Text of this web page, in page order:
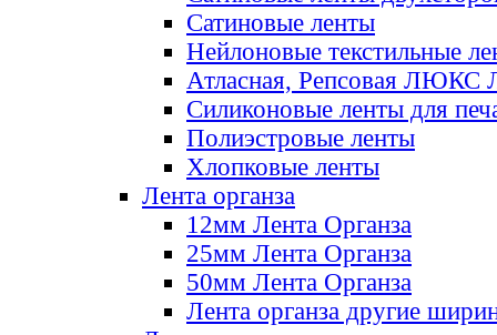
Сатиновые ленты
Нейлоновые текстильные
Атласная, Репсовая ЛЮКС
Силиконовые ленты для
Полиэстровые ленты
Хлопковые ленты
Лента органза
12мм Лента Органза
25мм Лента Органза
50мм Лента Органза
Лента органза другие